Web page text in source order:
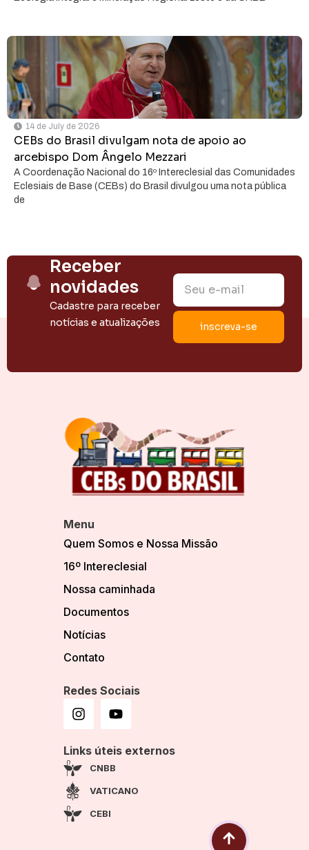
14 de July de 2026
CEBs do Brasil divulgam nota de apoio ao
arcebispo Dom Ângelo Mezzari
A Coordenação Nacional do 16º Intereclesial das Comunidades
Eclesiais de Base (CEBs) do Brasil divulgou uma nota pública
de
Receber
novidades
Cadastre para receber
notícias e atualizações
Menu
Quem Somos e Nossa Missão
16º Intereclesial
Nossa caminhada
Documentos
Notícias
Contato
Redes Sociais
Links úteis externos
CNBB
VATICANO
CEBI